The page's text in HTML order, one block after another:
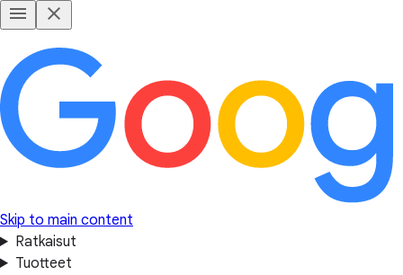
Skip to main content
Ratkaisut
Tuotteet